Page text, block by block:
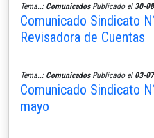
Tema..: ComunicadosPublicado el 30-
Comunicado Sindicato
Revisadora de Cuentas
Tema..: ComunicadosPublicado el 03-
Comunicado Sindicato
mayo